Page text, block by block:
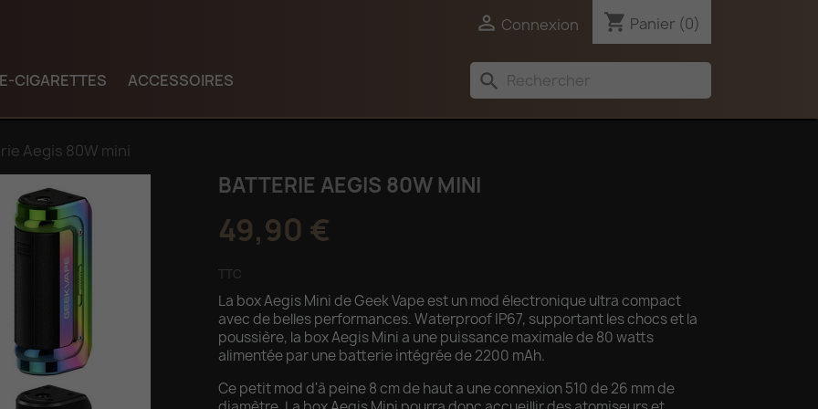
 Connexion shopping_cart Panier (0)
search
E-CIGARETTES ACCESSOIRES
Aegis 80W mini
BATTERIE AEGIS 80W MINI
49,90 €
TTC
La box Aegis Mini de Geek Vape est un mod électronique ultra compact
avec de belles performances. Waterproof IP67, supportant les chocs et la
poussière, la box Aegis Mini a une puissance maximale de 80 watts
alimentée par une batterie intégrée de 2200 mAh.
Ce petit mod d'à peine 8 cm de haut a une connexion 510 de 26 mm de